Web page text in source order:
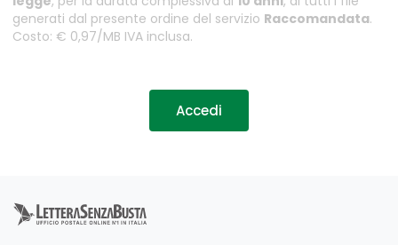
generati dal presente ordine del servizio Raccomandata.
Costo: € 0,97/MB IVA inclusa.
Accedi